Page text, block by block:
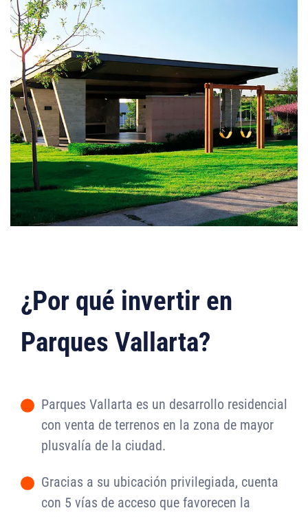
¿Por qué invertir en
Parques Vallarta?
-
Parques Vallarta es un desarrollo residencial
con venta de terrenos en la zona de mayor
plusvalía de la ciudad.
-
Gracias a su ubicación privilegiada, cuenta
con 5 vías de acceso que favorecen la